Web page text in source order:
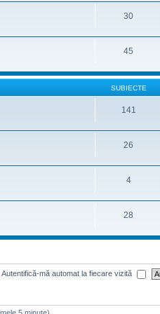
30
45
SUBIECTE
141
26
4
28
Autentifică-mă automat la fiecare vizită
5 minute)